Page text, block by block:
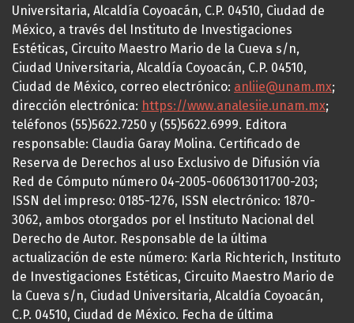
Universitaria, Alcaldía Coyoacán, C.P. 04510, Ciudad de
México, a través del Instituto de Investigaciones
Estéticas, Circuito Maestro Mario de la Cueva s/n,
Ciudad Universitaria, Alcaldía Coyoacán, C.P. 04510,
Ciudad de México, correo electrónico: anliie@unam.mx;
dirección electrónica: https://www.analesiie.unam.mx;
teléfonos (55)5622.7250 y (55)5622.6999. Editora
responsable: Claudia Garay Molina. Certificado de
Reserva de Derechos al uso Exclusivo de Difusión vía
Red de Cómputo número 04-2005-060613011700-203;
ISSN del impreso: 0185-1276, ISSN electrónico: 1870-
3062, ambos otorgados por el Instituto Nacional del
Derecho de Autor. Responsable de la última
actualización de este número: Karla Richterich, Instituto
de Investigaciones Estéticas, Circuito Maestro Mario de
la Cueva s/n, Ciudad Universitaria, Alcaldía Coyoacán,
C.P. 04510, Ciudad de México. Fecha de última